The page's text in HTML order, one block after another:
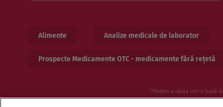
Alimente Analize medicale de laborator
Prospecte Medicamente OTC - medicamente fără rețetă
*Pentru a căuta intr-o bază